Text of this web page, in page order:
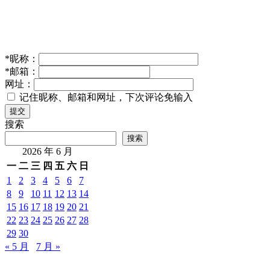
*昵称：
*邮箱：
网址：
记住昵称、邮箱和网址，下次评论免输入
提交
搜索
搜索
2026 年 6 月
一 二 三 四 五 六 日
1
2 3 4 5 6
7
8
9 10 11 12 13 14
15 16 17 18 19 20 21
22 23 24 25 26 27 28
29 30
« 5 月
7 月 »